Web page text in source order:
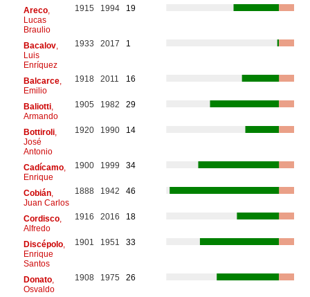
Areco,
Lucas
Braulio
1915 1994 19
Bacalov,
Luis
Enríquez
1933 2017 1
Balcarce,
Emilio
1918 2011 16
Baliotti,
Armando
1905 1982 29
Bottiroli,
José
Antonio
1920 1990 14
Cadícamo,
Enrique
1900 1999 34
Cobián,
Juan Carlos
1888 1942 46
Cordisco,
Alfredo
1916 2016 18
Discépolo,
Enrique
Santos
1901 1951 33
Donato,
Osvaldo
1908 1975 26